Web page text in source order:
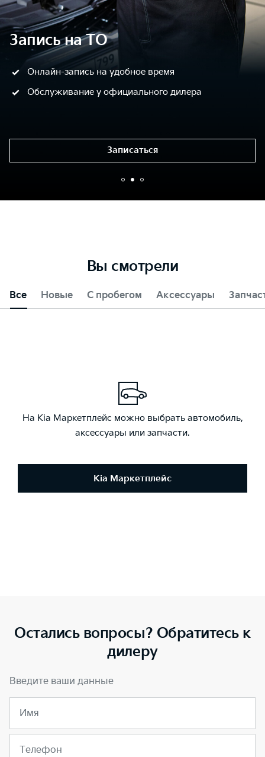
Запись на ТО
Онлайн-запись на удобное время
Обслуживание у официального дилера
Записаться
Вы смотрели
Все Новые С пробегом Аксессуары
На Kia Маркетплейс можно выбрать автомобиль,
аксессуары или запчасти.
Kia Маркетплейс
Остались вопросы? Обратитесь к
дилеру
Введите ваши данные
Имя
Телефон